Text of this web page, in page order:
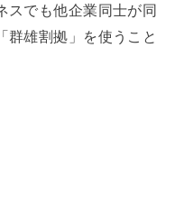
スでも他企業同士が同
群雄割拠」を使うこと